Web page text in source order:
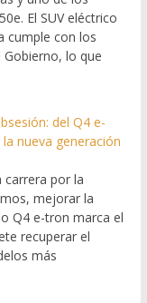
El SUV eléctrico
cumple con los
lo que
del Q4 e-
nueva generación
carrera por la
mejorar la
Q4 e-tron marca el
recuperar el
más